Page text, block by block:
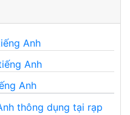
Anh
Anh
Anh
thông dụng tại rạp